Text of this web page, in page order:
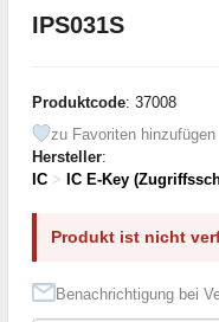
IPS031S
Produktcode: 37008
zu Favoriten hinzufügen
Hersteller:
IC > IC E-Key
Produkt ist nicht
Benachrichtigung bei